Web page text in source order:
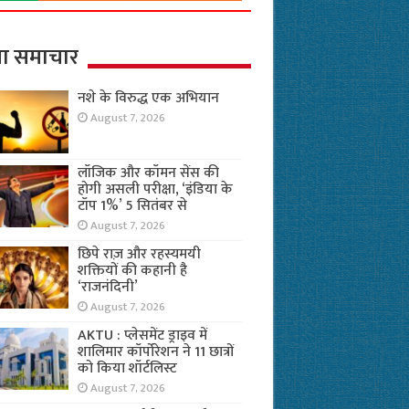
समाचार
नशे के विरुद्ध एक अभियान
August 7, 2026
लॉजिक और कॉमन सेंस की
होगी असली परीक्षा, ‘इंडिया के
टॉप 1%’ 5 सितंबर से
August 7, 2026
छिपे राज़ और रहस्यमयी
शक्तियों की कहानी है
‘राजनंदिनी’
August 7, 2026
AKTU : प्लेसमेंट ड्राइव में
शालिमार कॉर्पोरेशन ने 11 छात्रों
को किया शॉर्टलिस्ट
August 7, 2026